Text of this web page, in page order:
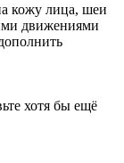
кожу лица, шеи
движениями
хотя бы ещё